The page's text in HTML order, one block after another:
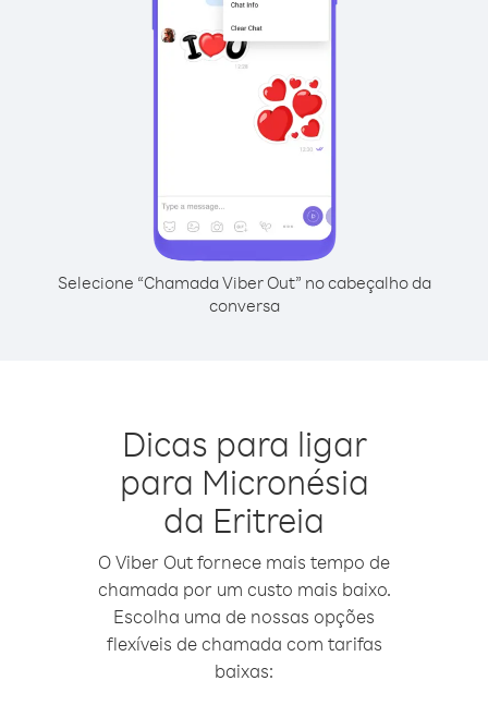
Selecione “Chamada Viber Out” no cabeçalho da
conversa
Dicas para ligar
para Micronésia
da Eritreia
O Viber Out fornece mais tempo de
chamada por um custo mais baixo.
Escolha uma de nossas opções
flexíveis de chamada com tarifas
baixas: